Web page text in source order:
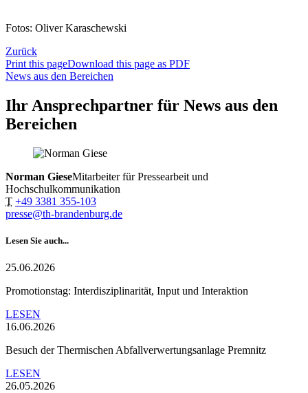
Fotos: Oliver Karaschewski
Zurück
Print this pageDownload this page as PDF
News aus den Bereichen
Ihr Ansprechpartner für News aus den
Bereichen
Norman GieseMitarbeiter für Pressearbeit und
Hochschulkommunikation
T +49 3381 355-103
presse@th-brandenburg.de
Lesen Sie auch...
25.06.2026
Promotionstag: Interdisziplinarität, Input und Interaktion
LESEN
16.06.2026
Besuch der Thermischen Abfallverwertungsanlage Premnitz
LESEN
26.05.2026